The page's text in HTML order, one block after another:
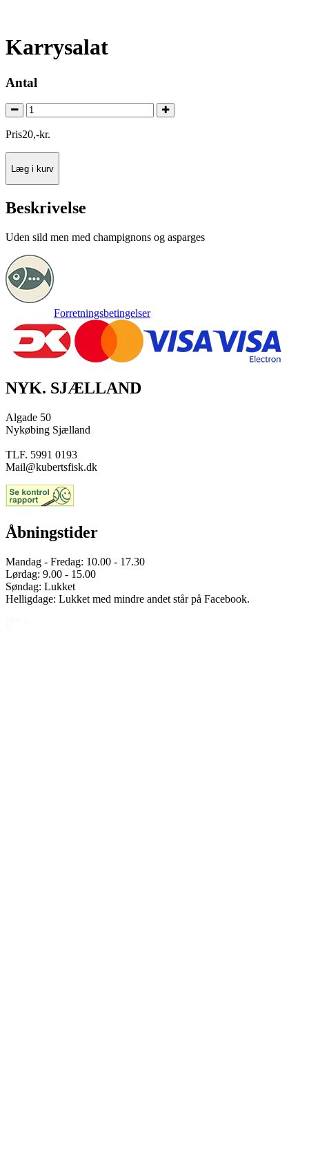
Karrysalat
Antal
Pris20,-kr.
Læg i kurv
Beskrivelse
Uden sild men med champignons og asparges
Forretningsbetingelser
NYK. SJÆLLAND
Algade 50
Nykøbing Sjælland
TLF. 5991 0193
Mail@kubertsfisk.dk
Åbningstider
Mandag - Fredag: 10.00 - 17.30
Lørdag: 9.00 - 15.00
Søndag: Lukket
Helligdage: Lukket med mindre andet står på Facebook.